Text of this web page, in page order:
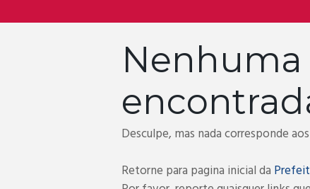
Desculpe, mas nada corresponde
Retorne para pagina inicial da